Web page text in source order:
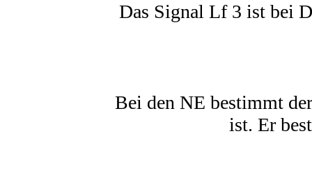
Das Signal Lf 3 ist bei
Bei den NE bestimmt
ist. Er